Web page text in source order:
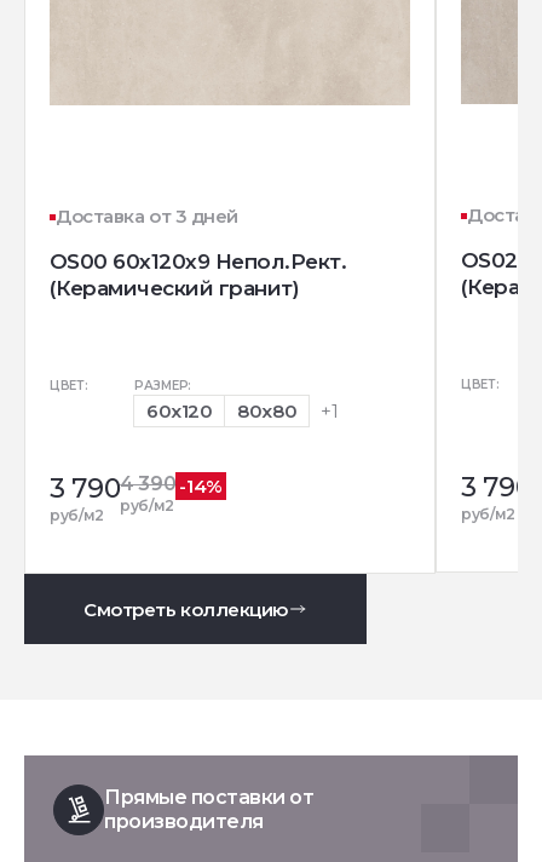
Доставка от 3 дней
OS00 60x120x9 Непол.Рект.
(Керамический гранит)
ЦВЕТ: РАЗМЕР:
60x120 80x80 +1
3 790
руб/м2
4 390
руб/м2
-14%
OS02
ЦВЕТ:
3 790
руб/м2
Смотреть коллекцию
Прямые поставки от
производителя